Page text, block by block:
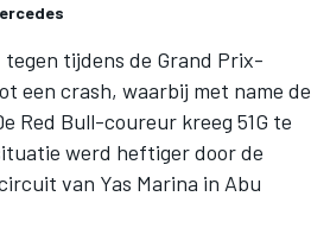
tijdens de Grand Prix-
een crash, waarbij met name de
Red Bull-coureur kreeg 51G te
werd heftiger doorde
van Yas Marina in Abu